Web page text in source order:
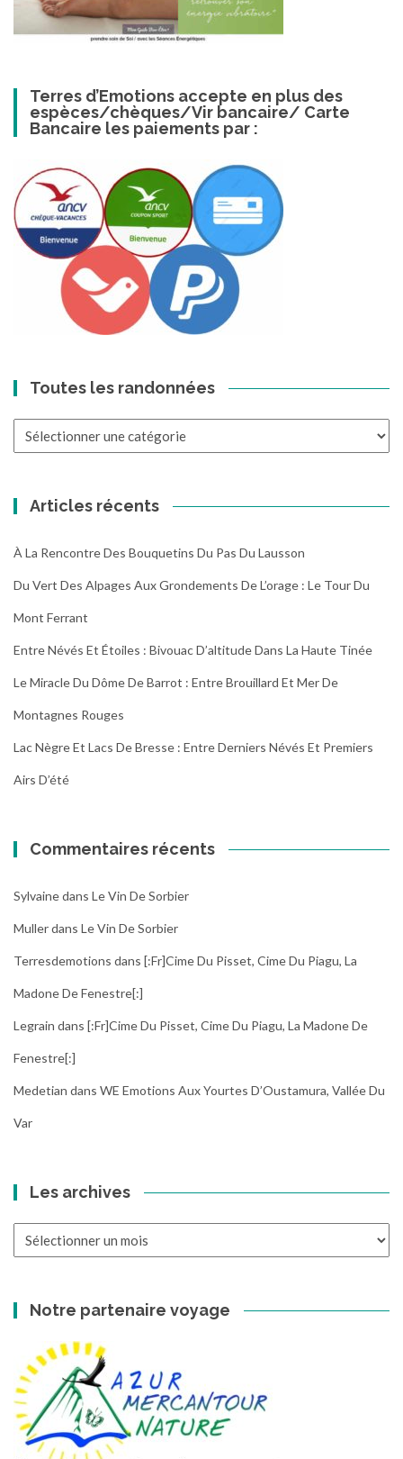
Terres d’Emotions accepte en plus des
espèces/chèques/Vir bancaire/ Carte
Bancaire les paiements par :
Toutes les randonnées
Articles récents
À La Rencontre Des Bouquetins Du Pas Du Lausson
Du Vert Des Alpages Aux Grondements De L’orage : Le Tour Du
Mont Ferrant
Entre Névés Et Étoiles : Bivouac D’altitude Dans La Haute Tinée
Le Miracle Du Dôme De Barrot : Entre Brouillard Et Mer De
Montagnes Rouges
Lac Nègre Et Lacs De Bresse : Entre Derniers Névés Et Premiers
Airs D’été
Commentaires récents
Sylvainedans Le Vin De Sorbier
Mullerdans Le Vin De Sorbier
Terresdemotions dans [:fr]Cime Du Pisset, Cime Du Piagu, La
Madone De Fenestre[:]
Legrain dans [:fr]Cime Du Pisset, Cime Du Piagu, La Madone De
Fenestre[:]
Medetian dans WE Emotions Aux Yourtes D’Oustamura, Vallée Du
Var
Les archives
Notre partenaire voyage